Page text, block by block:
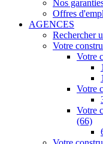
Nos
Offres
AGENCES
Rechercher
Votre
Votre
Votre
Votre
(66)